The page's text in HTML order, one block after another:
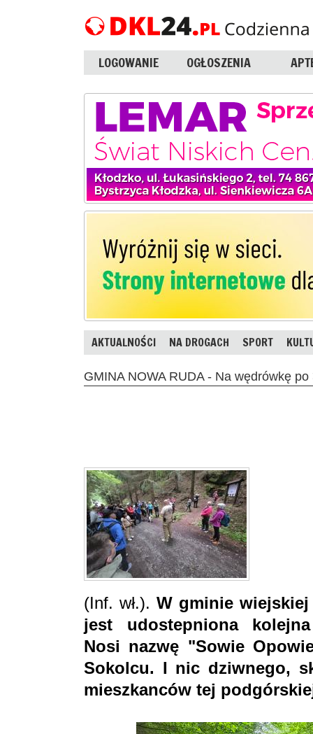
LOGOWANIE OGŁOSZENIA
AKTUALNOŚCI NA DROGACH SPORT
GMINA NOWA RUDA - Na wędrówkę
(Inf. wł.). W gminie
jest udostepniona
Nosi nazwę "Sowie
Sokolcu. I nic dziwnego,
mieszkanców tej